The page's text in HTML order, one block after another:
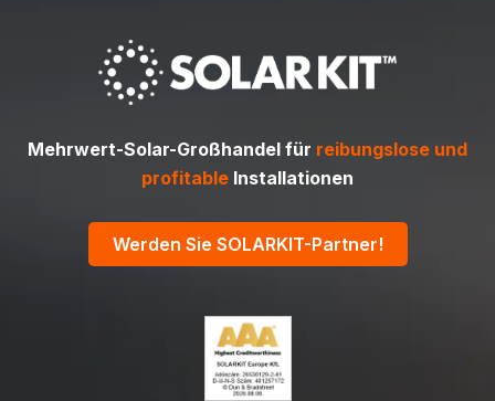
Mehrwert-Solar-Großhandel für reibungslose und
profitable Installationen
Werden Sie SOLARKIT-Partner!